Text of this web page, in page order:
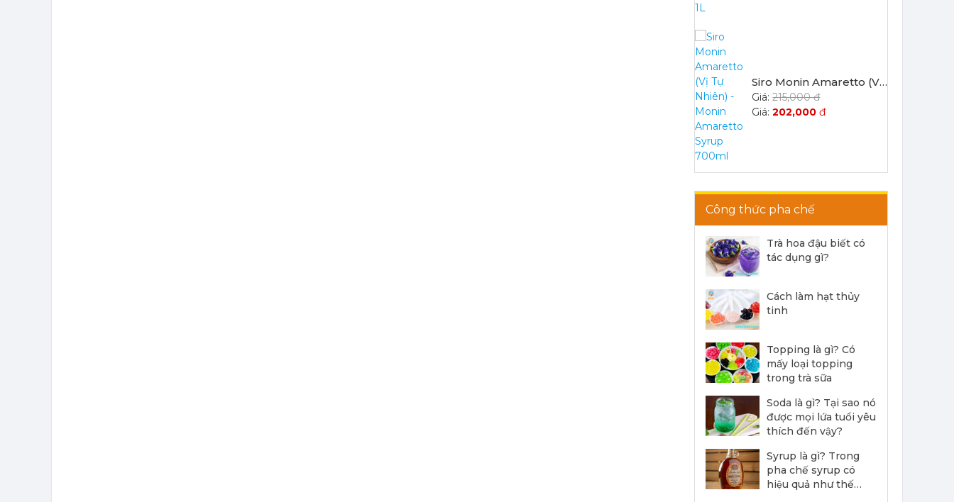
Siro Monin Amaretto (Vị Tự Nhiên) - Monin Amaretto Syrup 700ml
215,000 đ
202,000 đ
Siro Monin Mâm Xôi Đen - Monin Blackberry Syrup 700ml
215,000 đ
202,000đ
215,000 đ
Công thức pha chế
Trà hoa đậu biết có
tác dụng gì?
Cách làm hạt thủy
tinh
Topping là gì? Có
mấy loại topping
trong trà sữa
Soda là gì? Tại sao nó
được mọi lứa tuổi yêu
thích đến vậy?
Syrup là gì? Trong
pha chế syrup có
hiệu quả như thế